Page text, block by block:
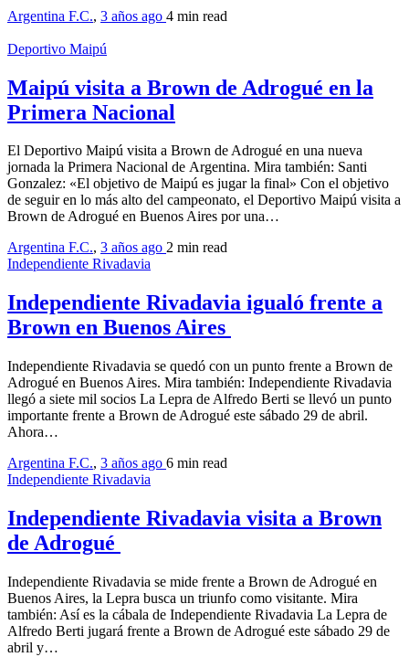
Argentina F.C., 3 años ago 4 min read
Deportivo Maipú
Maipú visita a Brown de Adrogué en la
Primera Nacional
El Deportivo Maipú visita a Brown de Adrogué en una nueva
jornada la Primera Nacional de Argentina. Mira también: Santi
Gonzalez: «El objetivo de Maipú es jugar la final» Con el objetivo
de seguir en lo más alto del campeonato, el Deportivo Maipú visita a
Brown de Adrogué en Buenos Aires por una…
Argentina F.C., 3 años ago 2 min read
Independiente Rivadavia
Independiente Rivadavia igualó frente a
Brown en Buenos Aires
Independiente Rivadavia se quedó con un punto frente a Brown de
Adrogué en Buenos Aires. Mira también: Independiente Rivadavia
llegó a siete mil socios La Lepra de Alfredo Berti se llevó un punto
importante frente a Brown de Adrogué este sábado 29 de abril.
Ahora…
Argentina F.C., 3 años ago 6 min read
Independiente Rivadavia
Independiente Rivadavia visita a Brown
de Adrogué
Independiente Rivadavia se mide frente a Brown de Adrogué en
Buenos Aires, la Lepra busca un triunfo como visitante. Mira
también: Así es la cábala de Independiente Rivadavia La Lepra de
Alfredo Berti jugará frente a Brown de Adrogué este sábado 29 de
abril y…